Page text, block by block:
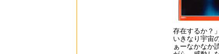
存在するか？
いきなり宇宙
ぁーなかなか